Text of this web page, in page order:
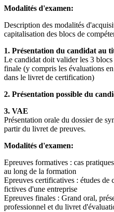
Modalités d'examen:
Description des modalités
capitalisation des blocs de
1. Présentation du candidat au
Le candidat doit valider les 3
finale (y compris les évaluations
dans le livret de certification)
2. Présentation possible du
3. VAE
Présentation orale du dossier de
partir du livret de preuves.
Modalités d'examen:
Epreuves formatives : cas
au long de la formation
Epreuves certificatives : études de
fictives d'une entreprise
Epreuves finales : Grand oral,
professionnel et du livret